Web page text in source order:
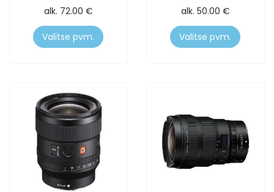
alk. 72.00 €
Valitse pvm.
alk. 50.00 €
Valitse pvm.